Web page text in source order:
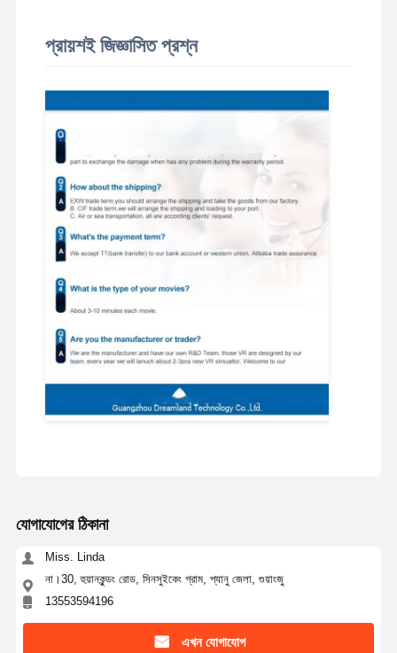
প্রায়শই জিজ্ঞাসিত প্রশ্ন
যোগাযোগের ঠিকানা
Miss. Linda
না।30, হুয়ানকুন্ডং রোড, সিনসুইকেং গ্রাম, প্যানু জেলা, গুয়াংজু
13553594196
এখন যোগাযোগ